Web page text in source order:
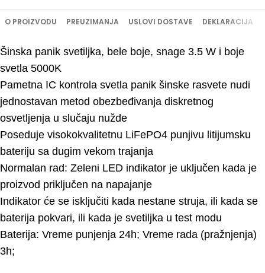
O PROIZVODU PREUZIMANJA USLOVI DOSTAVE DEKLARACIJA
Šinska panik svetiljka, bele boje, snage 3.5 W i boje
svetla 5000K
Pametna IC kontrola svetla panik šinske rasvete nudi
jednostavan metod obezbeđivanja diskretnog
osvetljenja u slučaju nužde
Poseduje visokokvalitetnu LiFePO4 punjivu litijumsku
bateriju sa dugim vekom trajanja
Normalan rad: Zeleni LED indikator je uključen kada je
proizvod priključen na napajanje
Indikator će se isključiti kada nestane struja, ili kada se
baterija pokvari, ili kada je svetiljka u test modu
Baterija: Vreme punjenja 24h; Vreme rada (pražnjenja)
3h;